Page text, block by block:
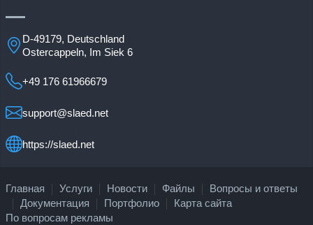
D-49179, Deutschland
Ostercappeln, Im Siek 6
+49 176 61966679
support@slaed.net
https://slaed.net
Главная Услуги Новости Файлы
Вопросы и ответы
Документация
Портфолио
Карта сайта
По вопросам рекламы